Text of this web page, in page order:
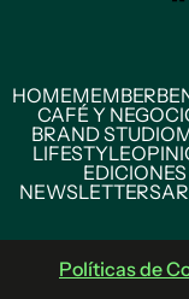
HOMEMEMBER
CAFÉ Y
BRAND STUDIO
LIFESTYLE
NEWSLETTERS
Políticas de